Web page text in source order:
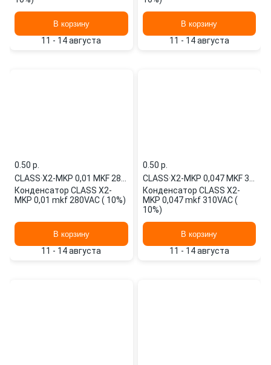
В корзину
11 - 14 августа
В корзину
11 - 14 августа
0.50 p.
CLASS·
Конденсатор CLASS X2-
MKP 0,01 mkf 280VAC ( 10%)
В корзину
11 - 14 августа
0.50 p.
CLASS·
Конденсатор CLASS X2-
MKP 0,047 mkf 310VAC (
10%)
В корзину
11 - 14 августа